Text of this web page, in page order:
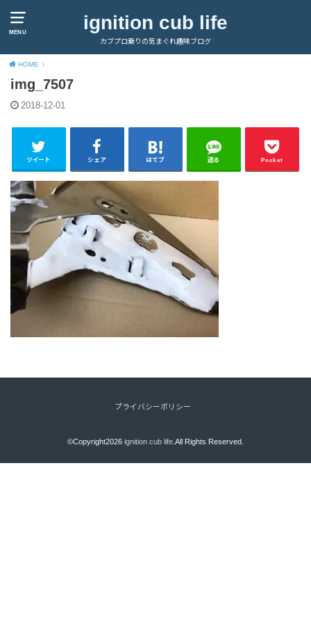
MENU ignition cub life
カブプロ乗りの気まぐれ趣味ブログ
HOME
img_7507
2018-12-01
ツイート シェア はてブ 送る Pocket
プライバシーポリシー
©Copyright2026 ignition cub life.All Rights Reserved.